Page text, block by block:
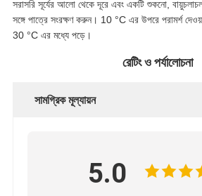
সরাসরি সূর্যের আলো থেকে দূরে এবং একটি শুকনো,
সঙ্গে পাত্রে সংরক্ষণ করুন। 10 °C এর উপরে পরামর্শ
30 °C এর মধ্যে পড়ে।
রেটিং ও পর্যালোচনা
সামগ্রিক মূল্যায়ন
5.0